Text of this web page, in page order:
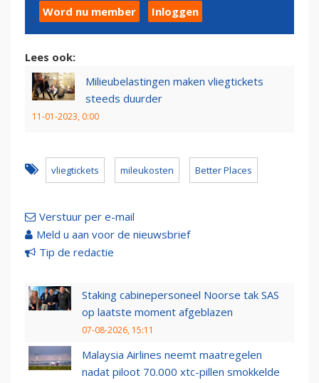
Word nu member Inloggen
Lees ook:
Milieubelastingen maken vliegtickets
steeds duurder
11-01-2023, 0:00
vliegtickets mileukosten Better Places
Verstuur per e-mail
Meld u aan voor de nieuwsbrief
Tip de redactie
Staking cabinepersoneel Noorse tak SAS
op laatste moment afgeblazen
07-08-2026, 15:11
Malaysia Airlines neemt maatregelen
nadat piloot 70.000 xtc-pillen smokkelde